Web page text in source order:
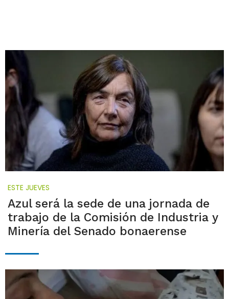
ESTE JUEVES
Azul será la sede de una jornada de
trabajo de la Comisión de Industria y
Minería del Senado bonaerense